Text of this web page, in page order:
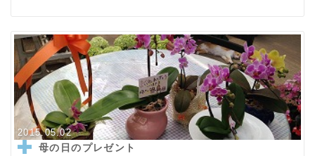
2015.05.02
母の日のプレゼント